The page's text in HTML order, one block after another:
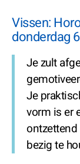
Vissen:
donderdag
Je zult
Je
vorm is er
bezig te